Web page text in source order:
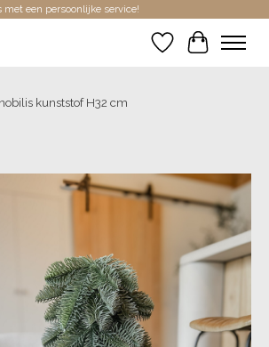
met een persoonlijke service!
Verlanglijst
kunststof H32 cm
image slideshow Items